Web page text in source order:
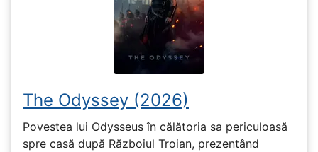
The Odyssey (2026)
Povestea lui Odysseus în călătoria sa periculoasă
spre casă după Războiul Troian, prezentând